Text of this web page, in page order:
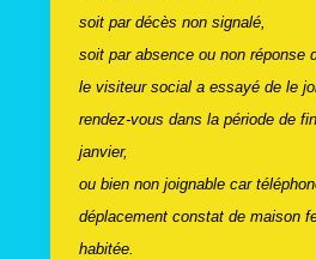
soit par décès non signalé,
soit par absence ou non réponse
le visiteur social a essayé de le
rendez-vous dans la période de
janvier,
ou bien non joignable car
déplacement constat de maison
habitée.